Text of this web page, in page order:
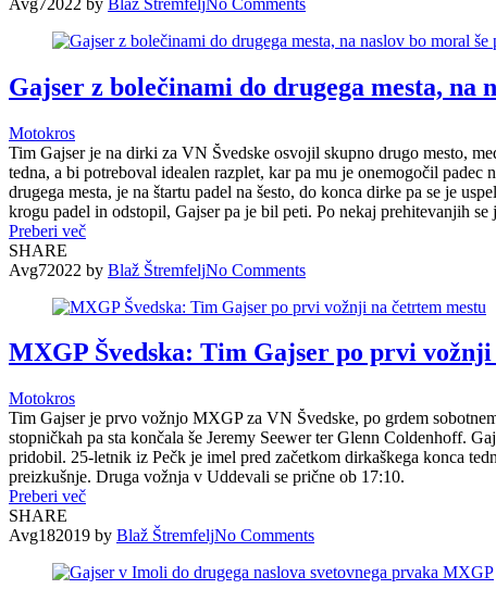
Gajser z bolečinami do drugega mesta, na
Motokros
Tim Gajser je na dirki za VN Švedske osvojil skupno drugo mesto,
tedna, a bi potreboval idealen razplet, kar pa mu je onemogočil
drugega mesta, je na štartu padel na šesto, do konca dirke pa se je
krogu padel in odstopil, Gajser pa je bil peti. Po nekaj prehitevanjih
Preberi več
SHARE
Avg72022 by Blaž ŠtremfeljNo Comments
MXGP Švedska: Tim Gajser po prvi
Motokros
Tim Gajser je prvo vožnjo MXGP za VN Švedske, po grdem
stopničkah pa sta končala še Jeremy Seewer ter Glenn Coldenhoff.
pridobil. 25-letnik iz Pečk je imel pred začetkom dirkaškega konca
preizkušnje. Druga vožnja v Uddevali se prične ob 17:10.
Preberi več
SHARE
Avg182019 by Blaž ŠtremfeljNo Comments